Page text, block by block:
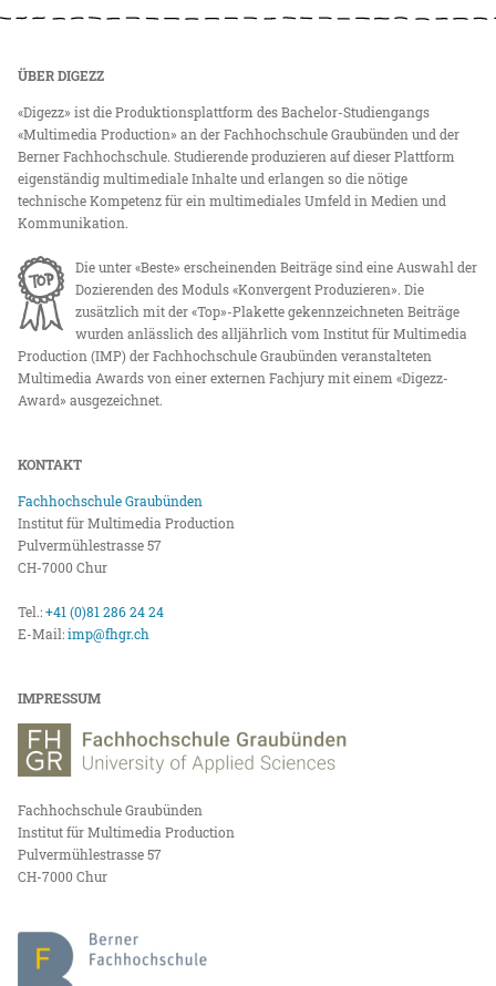
ÜBER DIGEZZ
«Digezz» ist die Produktionsplattform des Bachelor-Studiengangs
«Multimedia Production» an der Fachhochschule Graubünden und der
Berner Fachhochschule. Studierende produzieren auf dieser Plattform
eigenständig multimediale Inhalte und erlangen so die nötige
technische Kompetenz für ein multimediales Umfeld in Medien und
Kommunikation.
Die unter «Beste» erscheinenden Beiträge sind eine Auswahl der
Dozierenden des Moduls «Konvergent Produzieren». Die
zusätzlich mit der «Top»-Plakette gekennzeichneten Beiträge
wurden anlässlich des alljährlich vom Institut für Multimedia
Production (IMP) der Fachhochschule Graubünden veranstalteten
Multimedia Awards von einer externen Fachjury mit einem «Digezz-
Award» ausgezeichnet.
KONTAKT
Fachhochschule Graubünden
Institut für Multimedia Production
Pulvermühlestrasse 57
CH-7000 Chur
Tel.:+41 (0)81 286 24 24
E-Mail:imp@fhgr.ch
IMPRESSUM
Fachhochschule Graubünden
Institut für Multimedia Production
Pulvermühlestrasse 57
CH-7000 Chur